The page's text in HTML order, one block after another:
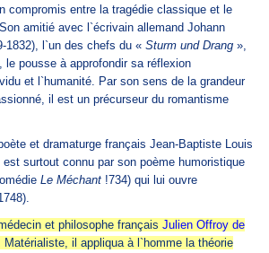
compromis entre la tragédie classique et le
amitié avec l`écrivain allemand Johann
1832), l`un des chefs du « Sturm und Drang »,
le pousse à approfondir sa réflexion
et l`humanité. Par son sens de la grandeur
il est un précurseur du romantisme
et dramaturge français Jean-Baptiste Louis
surtout connu par son poème humoristique
Le Méchant !734) qui lui ouvre
et philosophe français Julien Offroy de
Matérialiste, il appliqua à l`homme la théorie